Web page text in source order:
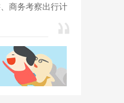
商务考察出行计